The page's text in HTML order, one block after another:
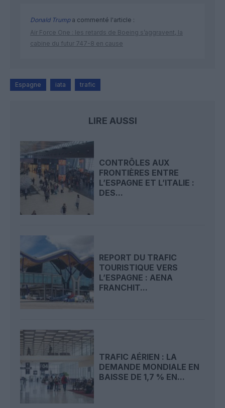
Donald Trumpa commenté l'article :
Air Force One : les retards de Boeing s’aggravent, la
cabine du futur 747-8 en cause
Espagne iata trafic
LIRE AUSSI
CONTRÔLES AUX
FRONTIÈRES ENTRE
L’ESPAGNE ET L’ITALIE :
DES...
REPORT DU TRAFIC
TOURISTIQUE VERS
L’ESPAGNE : AENA
FRANCHIT...
TRAFIC AÉRIEN : LA
DEMANDE MONDIALE EN
BAISSE DE 1,7 % EN...